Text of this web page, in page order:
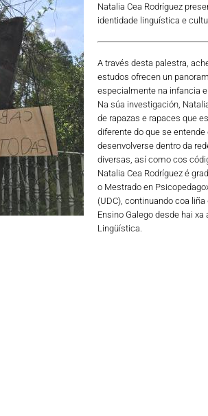
Natalia Cea Rodríguez
identidade linguística e
A través desta palestra,
estudos ofrecen un
especialmente na infancia
Na súa investigación,
de rapazas e rapaces que
diferente do que se
desenvolverse dentro da
diversas, así como cos
Natalia Cea Rodríguez é
o Mestrado en
(UDC), continuando coa
Ensino Galego desde hai
Lingüística.